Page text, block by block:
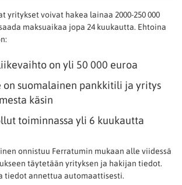
yritykset voivat hakea lainaa 2000-250 000
maksuaikaa jopa 24 kuukautta. Ehtoina
on yli 50 000 euroa
on suomalainen pankkitili ja yritys
käsin
toiminnassa yli 6 kuukautta
onnistuu Ferratumin mukaan alle viidessä
täytetään yrityksen ja hakijan tiedot.
tiedot annettua automaattisesti.